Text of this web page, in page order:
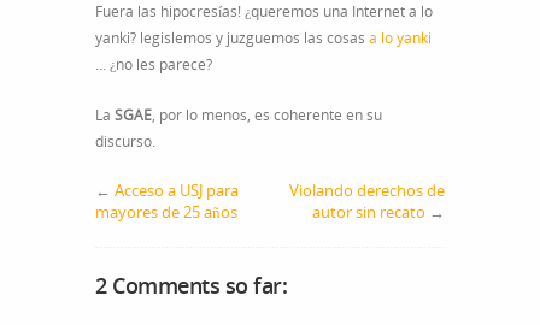
Fuera las hipocresías! ¿queremos una Internet a lo
yanki? legislemos y juzguemos las cosas a lo yanki
… ¿no les parece?
La SGAE, por lo menos, es coherente en su
discurso.
← Acceso a USJ para
mayores de 25 años
Violando derechos de
autor sin recato →
2 Comments so far: